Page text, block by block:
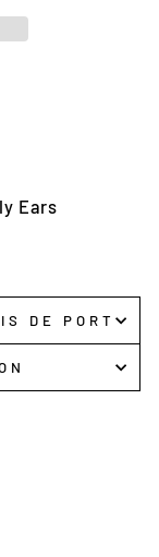
Ears
DE PORT